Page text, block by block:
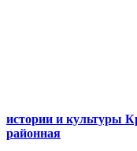
истории и культуры
районная